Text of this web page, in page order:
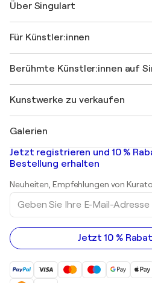
Versand
Einen Gutschein verschenken
Werden Sie Mitglied unseres
Ihr Konto
+49 30 31196995
Über Singulart
FAQ
Singulart-Magazin
Jobs
Entdecken Sie kuratierte
Für Künstler:innen
Als Künstler anmelden
Berühmte Künstler:innen auf
Marc Chagall
Banksy
Mr. Brainwash
Shepard Fairey
Kunstwerke zu verkaufen
Abstrakte Gemälde zu verkaufen
Landschaftsgemälde
Drucke
Acrylgemälde
Galerien
Kunstgalerien in Deutschland
Kunstgalerien in Schweiz
Jetzt registrieren und 10 %
Bestellung erhalten
Neuheiten, Empfehlungen von
Geben
Sie
Ihre
E-
Mail-
Adresse
Jetzt 10 %